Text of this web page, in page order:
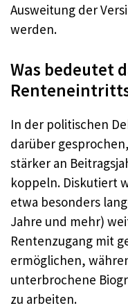
Ausweitung der
werden.
Was bedeutet
In der politischen
darüber
stärker an
koppeln. Diskutiert
etwa besonders
Jahre und mehr)
Rentenzugang mit
ermöglichen,
unterbrochene
zu arbeiten.